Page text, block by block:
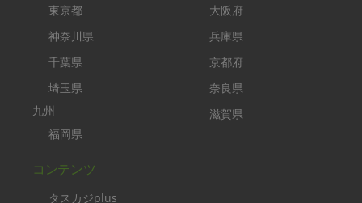
東京都
神奈川県
千葉県
埼玉県
九州
福岡県
大阪府
兵庫県
京都府
奈良県
滋賀県
コンテンツ
タスカジplus